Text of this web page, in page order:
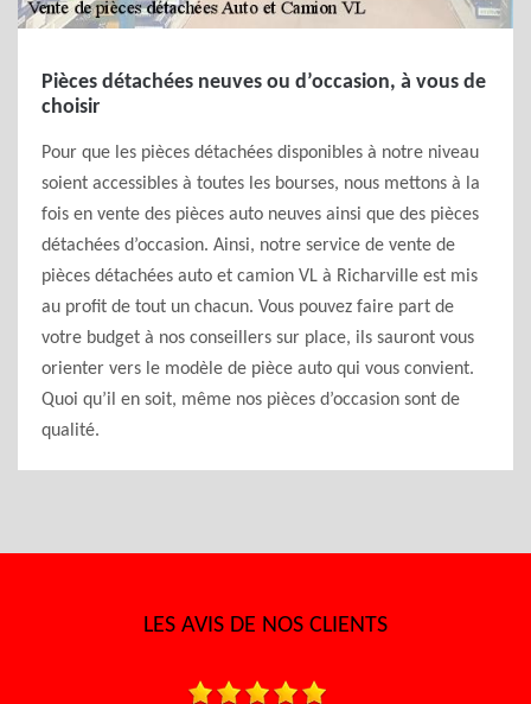
Pièces détachées neuves ou d’occasion, à vous de
choisir
Pour que les pièces détachées disponibles à notre niveau
soient accessibles à toutes les bourses, nous mettons à la
fois en vente des pièces auto neuves ainsi que des pièces
détachées d’occasion. Ainsi, notre service de vente de
pièces détachées auto et camion VL à Richarville est mis
au profit de tout un chacun. Vous pouvez faire part de
votre budget à nos conseillers sur place, ils sauront vous
orienter vers le modèle de pièce auto qui vous convient.
Quoi qu’il en soit, même nos pièces d’occasion sont de
qualité.
LES AVIS DE NOS CLIENTS